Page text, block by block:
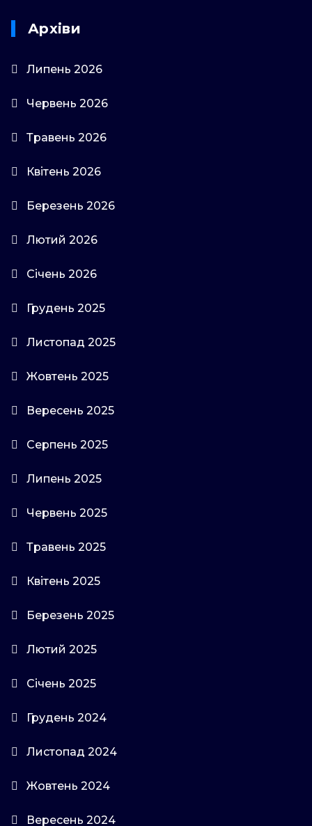
Архіви
Липень 2026
Червень 2026
Травень 2026
Квітень 2026
Березень 2026
Лютий 2026
Січень 2026
Грудень 2025
Листопад 2025
Жовтень 2025
Вересень 2025
Серпень 2025
Липень 2025
Червень 2025
Травень 2025
Квітень 2025
Березень 2025
Лютий 2025
Січень 2025
Грудень 2024
Листопад 2024
Жовтень 2024
Вересень 2024